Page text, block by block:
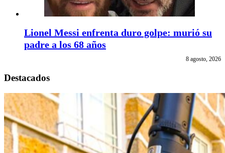
Lionel Messi enfrenta duro golpe: murió su
padre a los 68 años
8 agosto, 2026
Destacados